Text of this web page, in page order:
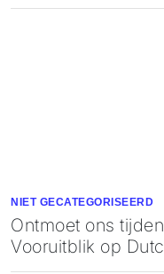
NIET GECATEGORISEERD
Ontmoet ons
Vooruitblik op